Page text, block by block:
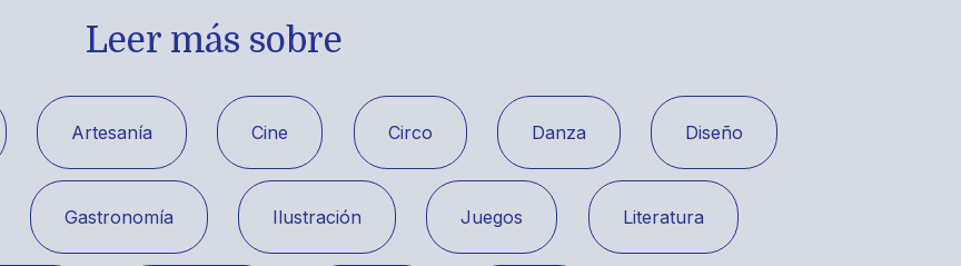
Leer más sobre
Artesanía Cine Circo Danza Diseño
Gastronomía Ilustración Juegos Literatura